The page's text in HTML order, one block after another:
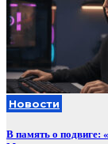
Новости
В память о подвиге: